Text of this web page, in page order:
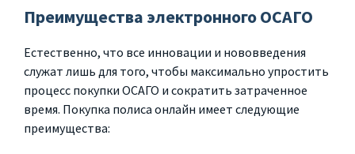
Преимущества электронного ОСАГО
Естественно, что все инновации и нововведения
служат лишь для того, чтобы максимально упростить
процесс покупки ОСАГО и сократить затраченное
время. Покупка полиса онлайн имеет следующие
преимущества: